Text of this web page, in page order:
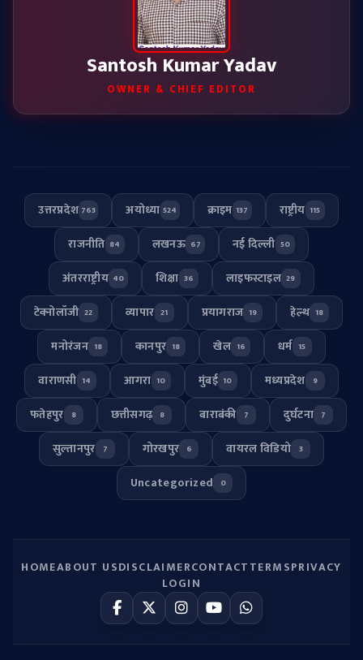
Santosh Kumar Yadav
OWNER & CHIEF EDITOR
उत्तरप्रदेश 763 अयोध्या 524 क्राइम 137 राष्ट्रीय 115
राजनीति 84 लखनऊ 67 नई दिल्ली 50
अंतरराष्ट्रीय 40 शिक्षा 36 लाइफस्टाइल 29
टेक्नोलॉजी 22 व्यापार 21 प्रयागराज 19 हेल्थ 18
मनोरंजन 18 कानपुर 18 खेल 16 धर्म 15
वाराणसी 14 आगरा 10 मुंबई 10 मध्यप्रदेश 9
फतेहपुर 8 छत्तीसगढ़ 8 बाराबंकी 7 दुर्घटना 7
सुल्तानपुर 7 गोरखपुर 6 वायरल विडियो 3
Uncategorized 0
HOMEABOUT USDISCLAIMERCONTACTTERMSPRIVACY
LOGIN